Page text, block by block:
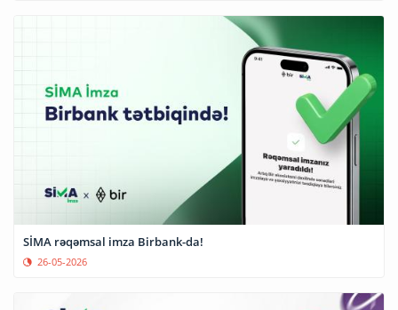
SİMA rəqəmsal imza Birbank-da!
26-05-2026